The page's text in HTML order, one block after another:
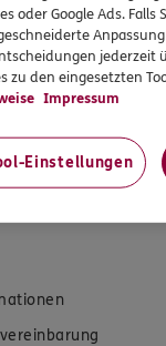
den privaten
oder Google Ads. Falls
jederzeit
zu den eingesetzten
Impressum
Einstellungen